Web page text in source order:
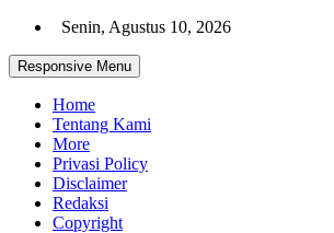
Skip
content
Senin, Agustus 10, 2026
Responsive Menu
Home
Tentang Kami
More
Privasi Policy
Disclaimer
Redaksi
Copyright